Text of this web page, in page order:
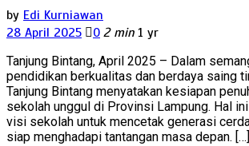
by Edi Kurniawan
28 April 2025
0 2 min 1 yr
Tanjung Bintang, April 2025 – Dalam
pendidikan berkualitas dan berdaya saing
Tanjung Bintang menyatakan kesiapan
sekolah unggul di Provinsi Lampung. Hal
visi sekolah untuk mencetak generasi
siap menghadapi tantangan masa depan. […]